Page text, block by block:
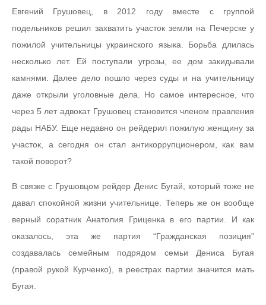
Евгений Грушовец, в 2012 году вместе с группой
подельников решил захватить участок земли на Печерске у
пожилой учительницы украинского языка. Борьба длилась
несколько лет. Ей поступали угрозы, ее дом закидывали
камнями. Далее дело пошло через суды и на учительницу
даже открыли уголовные дела. Но самое интересное, что
через 5 лет адвокат Грушовец становится членом правления
рады НАБУ. Еще недавно он рейдерил пожилую женщину за
участок, а сегодня он стал антикоррупционером, как вам
такой поворот?
В связке с Грушовцом рейдер Денис Бугай, который тоже не
давал спокойной жизни учительнице. Теперь же он вообще
верный соратник Анатолия Гриценка в его партии. И как
оказалось, эта же партия “Гражданская позиция”
создавалась семейным подрядом семьи Дениса Бугая
(правой рукой Курченко), в реестрах партии значится мать
Бугая.